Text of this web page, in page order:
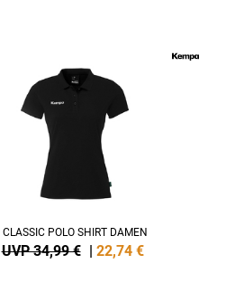
CLASSIC POLO SHIRT DAMEN
UVP 34,99 € 22,74 €